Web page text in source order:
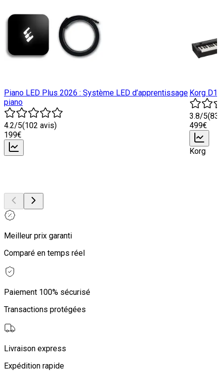
Piano LED Plus 2026 : Système LED d’apprentissage
piano
4.2/5(102 avis)
199€
Korg D1
3.8/5(83
499€
Korg
Meilleur prix garanti
Comparé en temps réel
Paiement 100% sécurisé
Transactions protégées
Livraison express
Expédition rapide